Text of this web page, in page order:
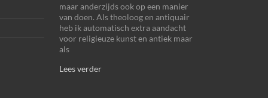
maar anderzijds ook op een manier
van doen. Als theoloog en antiquair
heb ik automatisch extra aandacht
voor religieuze kunst en antiek maar
als
Lees verder